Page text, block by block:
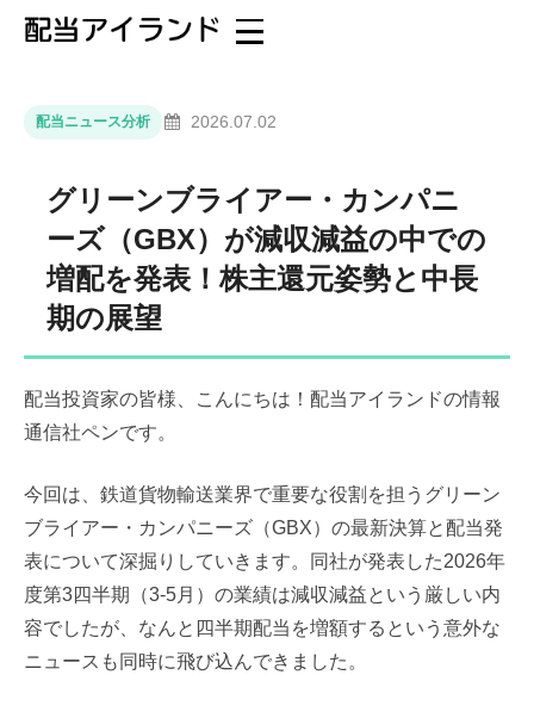
配当ニュース分析 2026.07.02
グリーンブライアー・カンパニ
ーズ（GBX）が減収減益の中での
増配を発表！株主還元姿勢と中長
期の展望
配当投資家の皆様、こんにちは！配当アイランドの情報
通信社ペンです。
今回は、鉄道貨物輸送業界で重要な役割を担うグリーン
ブライアー・カンパニーズ（GBX）の最新決算と配当発
表について深掘りしていきます。同社が発表した2026年
度第3四半期（3-5月）の業績は減収減益という厳しい内
容でしたが、なんと四半期配当を増額するという意外な
ニュースも同時に飛び込んできました。